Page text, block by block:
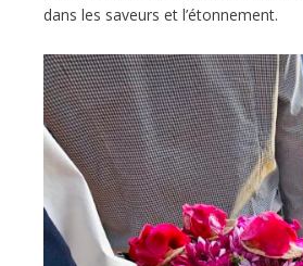
dans les saveurs et l’étonnement.